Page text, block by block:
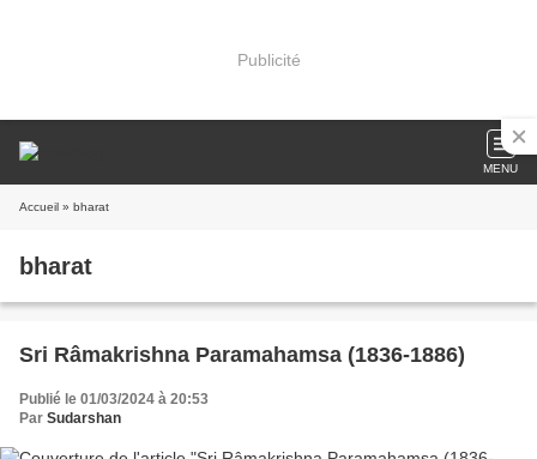
Publicité
MENU
Accueil » bharat
bharat
Sri Râmakrishna Paramahamsa (1836-1886)
Publié le 01/03/2024 à 20:53
Par Sudarshan